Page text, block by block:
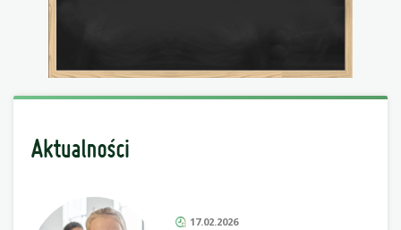
17.02.2026